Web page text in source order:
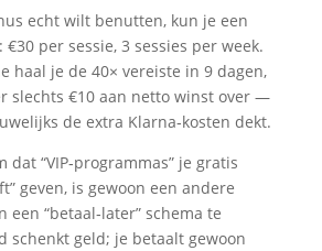
echt wilt benutten, kun je een
per sessie, 3 sessies per week.
haal je de 40× vereiste in 9 dagen,
slechts €10 aan netto winst over —
de extra Klarna‑kosten dekt.
dat “VIP‑programmas” je gratis
geven, is gewoon een andere
een “betaal‑later” schema te
schenkt geld; je betaalt gewoon